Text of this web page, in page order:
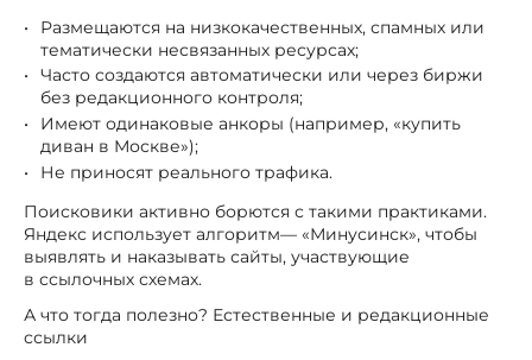
Размещаются на низкокачественных, спамных или
тематически несвязанных ресурсах;
Часто создаются автоматически или через биржи
без редакционного контроля;
Имеют одинаковые анкоры (например, «купить
диван в Москве»);
Не приносят реального трафика.
Поисковики активно борются с такими практиками.
Яндекс использует алгоритм— «Минусинск», чтобы
выявлять и наказывать сайты, участвующие
в ссылочных схемах.
А что тогда полезно? Естественные и редакционные
ссылки